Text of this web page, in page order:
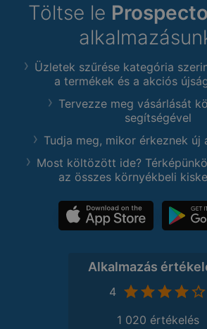
Töltse le
Üzletek szűrése kategória
a termékek és a akciós
Tervezze meg vásárlását
segítségével
Tudja meg, mikor érkeznek új
Most költözött ide?
az összes környékbeli
Alkalmazás
4
1 020 értékelés